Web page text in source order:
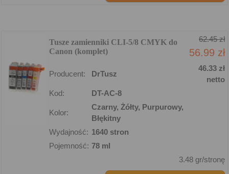
Tusze zamienniki CLI-5/8 CMYK do
Canon (komplet)
62.45 zł
56.99 zł
Producent: DrTusz
46.33 zł
netto
Kod:
DT-AC-8
Kolor:
Czarny, Żółty, Purpurowy,
Błękitny
Wydajność: 1640 stron
Pojemność: 78 ml
3.48 gr/stronę